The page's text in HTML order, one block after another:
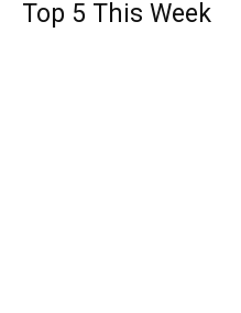
Top 5 This Week